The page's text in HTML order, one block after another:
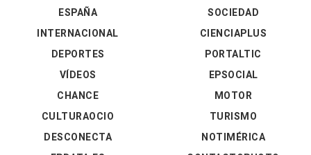
ESPAÑA
INTERNACIONAL
DEPORTES
VÍDEOS
SOCIEDAD
CIENCIAPLUS
PORTALTIC
EPSOCIAL
CHANCE
CULTURAOCIO
DESCONECTA
MOTOR
TURISMO
NOTIMÉRICA